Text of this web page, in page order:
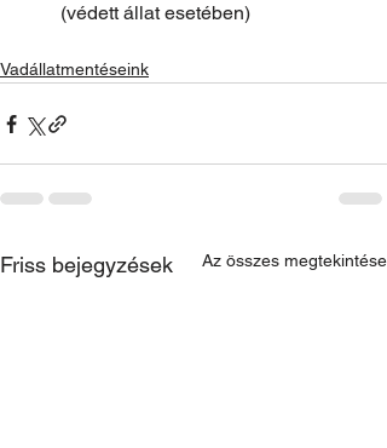
(védett állat esetében)
Vadállatmentéseink
Friss bejegyzések Az összes megtekintése